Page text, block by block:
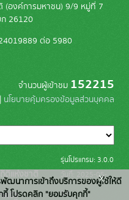
(องค์การมหาชน) 9/9 หมู่ที่ 7
26120
ต่อ 5980
จำนวนผู้เข้าชม 152215
| นโยบายคุ้มครองข้อมูลส่วนบุคคล
แห่งชาติ
ครัฐ
รุ่นโปรแกรม: 3.0.0
วันที่: 2025-05-
30
ฒนาการเข้าถึงบริการของผู้ใช้ให้ดี
กี้ โปรดคลิก "ยอมรับคุกกี้"
x